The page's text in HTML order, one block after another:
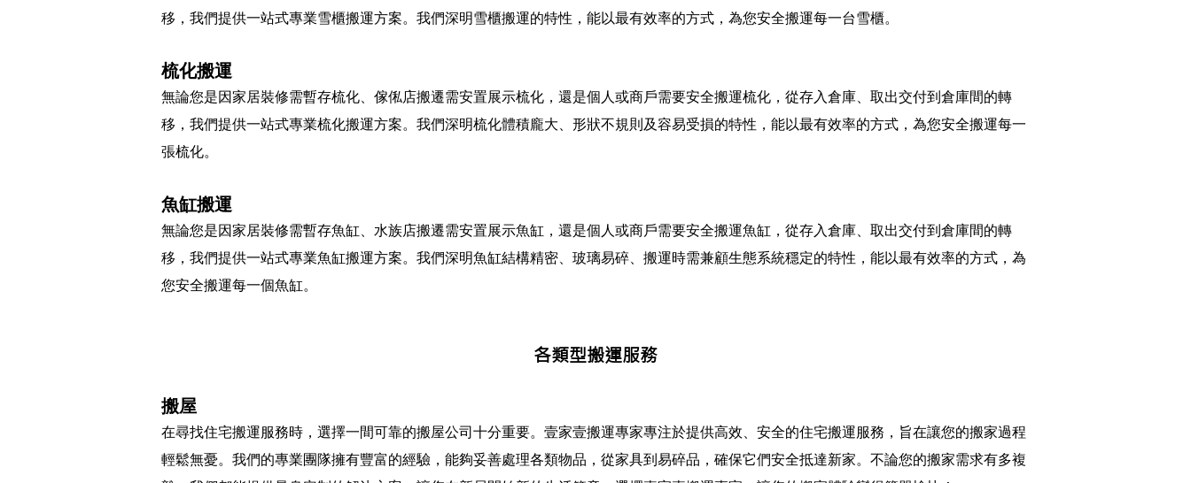
移，我們提供一站式專業雪櫃搬運方案。我們深明雪櫃搬運的特性，能以最有效率的方式，為您安全搬運每一台雪櫃。
梳化搬運
無論您是因家居裝修需暫存梳化、傢俬店搬遷需安置展示梳化，還是個人或商戶需要安全搬運梳化，從存入倉庫、取出交付到倉庫間的轉
移，我們提供一站式專業梳化搬運方案。我們深明梳化體積龐大、形狀不規則及容易受損的特性，能以最有效率的方式，為您安全搬運每一
張梳化。
魚缸搬運
無論您是因家居裝修需暫存魚缸、水族店搬遷需安置展示魚缸，還是個人或商戶需要安全搬運魚缸，從存入倉庫、取出交付到倉庫間的轉
移，我們提供一站式專業魚缸搬運方案。我們深明魚缸結構精密、玻璃易碎、搬運時需兼顧生態系統穩定的特性，能以最有效率的方式，為
您安全搬運每一個魚缸。
各類型搬運服務
​搬屋
在尋找住宅搬運服務時，選擇一間可靠的搬屋公司十分重要。壹家壹搬運專家專注於提供高效、安全的住宅搬運服務，旨在讓您的搬家過程
輕鬆無憂。我們的專業團隊擁有豐富的經驗，能夠妥善處理各類物品，從家具到易碎品，確保它們安全抵達新家。不論您的搬家需求有多複